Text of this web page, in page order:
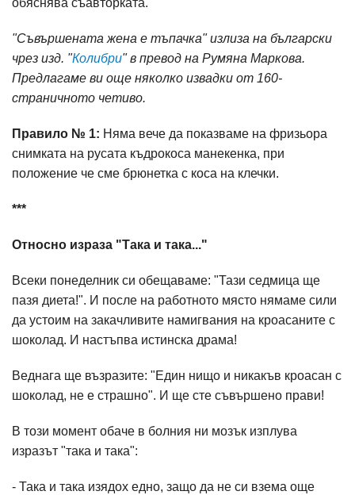
обяснява съавторката.
"Съвършената жена е тъпачка" излиза на български
чрез изд. "Колибри" в превод на Румяна Маркова.
Предлагаме ви още няколко извадки от 160-
страничното четиво.
Правило № 1: Няма вече да показваме на фризьора
снимката на русата къдрокоса манекенка, при
положение че сме брюнетка с коса на клечки.
***
Относно израза "Така и така..."
Всеки понеделник си обещаваме: "Тази седмица ще
пазя диета!". И после на работното място нямаме сили
да устоим на закачливите намигвания на кроасаните с
шоколад. И настъпва истинска драма!
Веднага ще възразите: "Един нищо и никакъв кроасан с
шоколад, не е страшно". И ще сте съвършено прави!
В този момент обаче в болния ни мозък изплува
изразът "така и така":
- Така и така изядох едно, защо да не си взема още